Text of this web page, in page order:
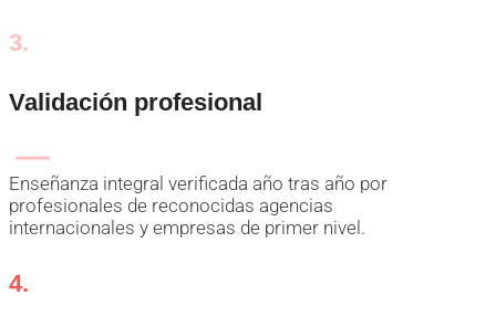
3.
Validación profesional
Enseñanza integral verificada año tras año por
profesionales de reconocidas agencias
internacionales y empresas de primer nivel.
4.